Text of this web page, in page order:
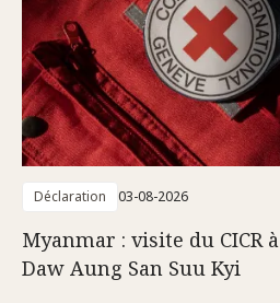
Déclaration 03-08-2026
Myanmar : visite du CICR à
Daw Aung San Suu Kyi